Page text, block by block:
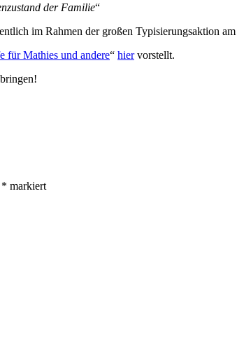
der Familie“
im Rahmen der großen Typisierungsaktion
für Mathies und andere“ hiervorstellt.
* markiert